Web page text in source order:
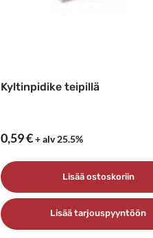
Kyltinpidike teipillä
0,59€+ alv 25.5%
Lisää ostoskoriin
Lisää tarjouspyyntöön